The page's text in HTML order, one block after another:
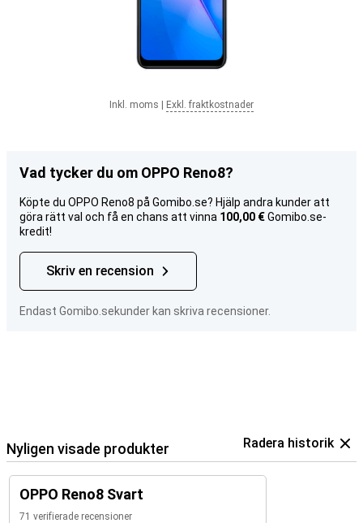
Inkl. moms Exkl. fraktkostnader
Vad tycker du om OPPO Reno8?
Köpte du OPPO Reno8 på Gomibo.se? Hjälp andra kunder att
göra rätt val och få en chans att vinna 100,00 €Gomibo.se-
kredit!
Skriv en recension
Endast Gomibo.sekunder kan skriva recensioner.
Nyligen visade produkter Radera historik
OPPO Reno8 Svart
71 verifierade recensioner